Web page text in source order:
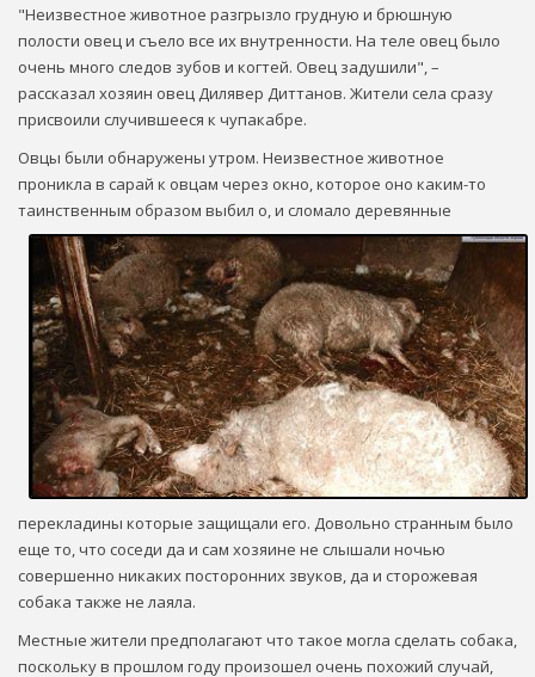
"Неизвестное животное разгрызло грудную и брюшную
полости овец и съело все их внутренности. На теле овец было
очень много следов зубов и когтей. Овец задушили", –
рассказал хозяин овец Дилявер Диттанов. Жители села сразу
присвоили случившееся к чупакабре.
Овцы были обнаружены утром. Неизвестное животное
проникла в сарай к овцам через окно, которое оно каким-то
таинственным образом выбил о, и сломало деревянные
перекладины которые защищали его. Довольно странным было
еще то, что соседи да и сам хозяине не слышали ночью
совершенно никаких посторонних звуков, да и сторожевая
собака также не лаяла.
Местные жители предполагают что такое могла сделать собака,
поскольку в прошлом году произошел очень похожий случай,